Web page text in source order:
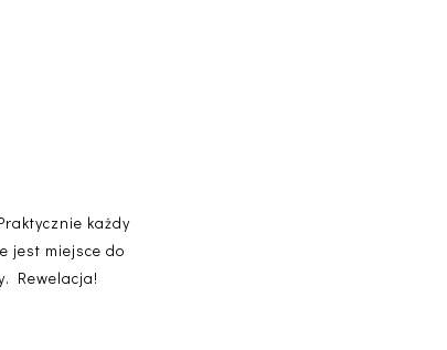
każdy
jest miejsce do
Rewelacja!